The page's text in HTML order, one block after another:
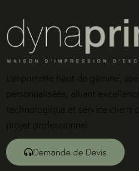
L’imprimerie haut de gamme,
personnalisées, alliant
technologique et service client
projet professionnel.
Demande de Devis